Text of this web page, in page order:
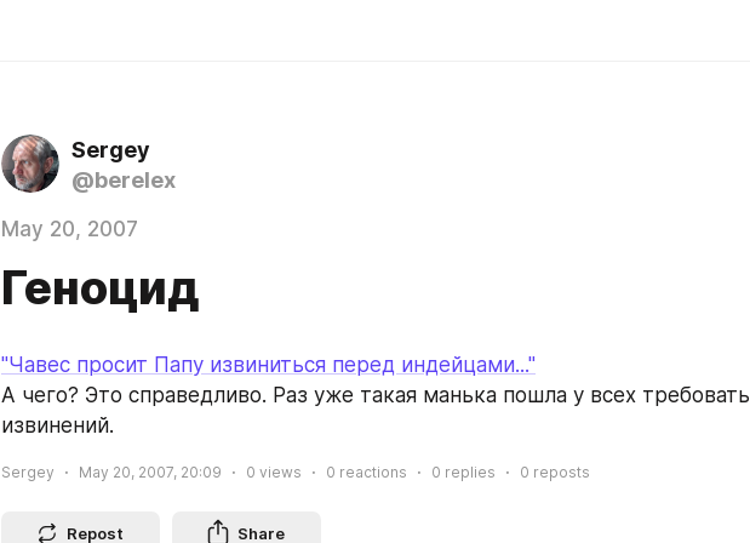
Sergey
@berelex
May 20, 2007
Геноцид
"Чавес просит Папу извиниться перед индейцами..."
А чего? Это справедливо. Раз уже такая манька пошла у всех требовать
извинений.
Sergey May 20, 2007, 20:09 0 views 0 reactions 0 replies 0 reposts
Repost Share